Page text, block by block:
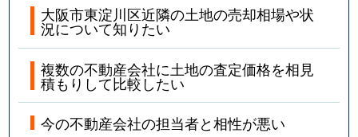
大阪市東淀川区近隣の土地の売却相場や状
況について知りたい
複数の不動産会社に土地の査定価格を相見
積もりして比較したい
今の不動産会社の担当者と相性が悪い